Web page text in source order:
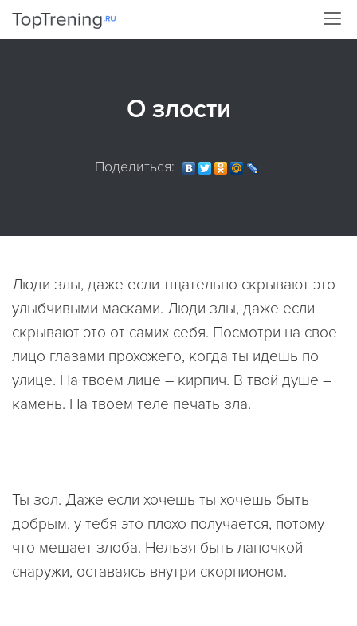
О злости
Поделиться:
Люди злы, даже если тщательно скрывают это
улыбчивыми масками. Люди злы, даже если
скрывают это от самих себя. Посмотри на свое
лицо глазами прохожего, когда ты идешь по
улице. На твоем лице – кирпич. В твой душе –
камень. На твоем теле печать зла.
Ты зол. Даже если хочешь ты хочешь быть
добрым, у тебя это плохо получается, потому
что мешает злоба. Нельзя быть лапочкой
снаружи, оставаясь внутри скорпионом.